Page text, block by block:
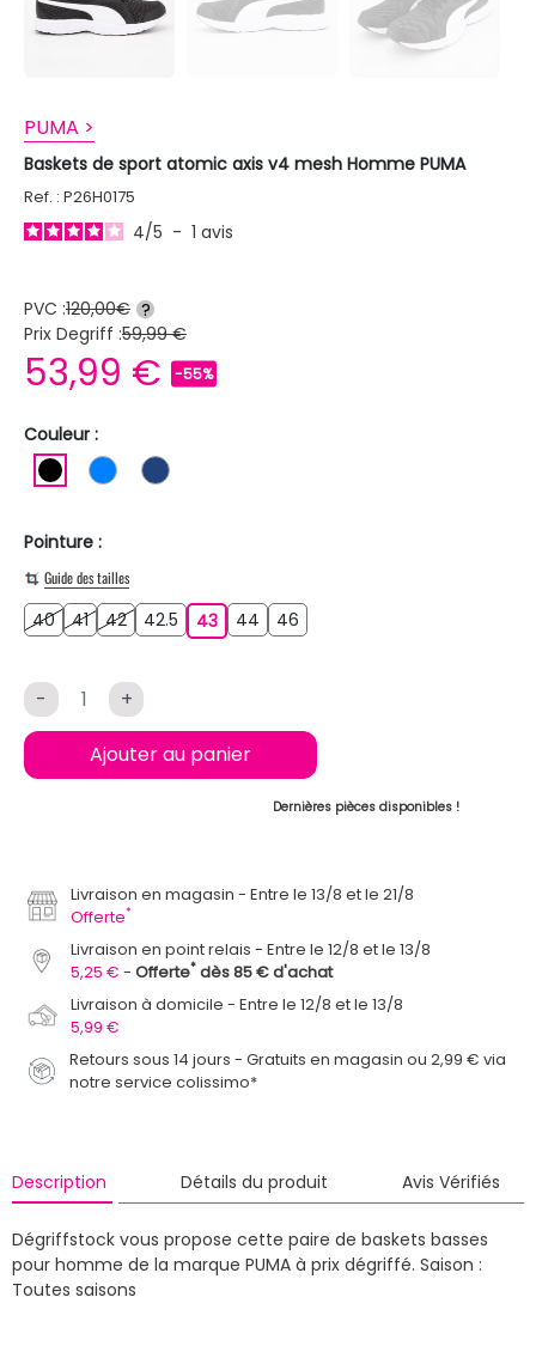
PUMA >
Baskets de sport atomic axis v4 mesh Homme PUMA
Ref. : P26H0175
4/5 - 1 avis
PVC :120,00€ ?
Prix Degriff :59,99 €
53,99 € -55%
Couleur :
NOIR BLEU BLEU FONCE
Pointure :
Guide des tailles
40404141 424242.5 42.5
434344 4446
- +
Ajouter au panier
Dernières pièces disponibles !
Livraison en magasin
Entre le 13/8 et le 21/8
Offerte*
Livraison en point relais
Entre le 12/8 et le 13/8
5,25 €
Offerte* dès 85 € d'achat
Livraison à domicile
Entre le 12/8 et le 13/8
5,99 €
Retours sous 14 jours - Gratuits en magasin ou 2,99 € via
notre service colissimo*
Description Détails du produit Avis Vérifiés
Dégriffstock vous propose cette paire de baskets basses
pour homme de la marque PUMA à prix dégriffé. Saison :
Toutes saisons